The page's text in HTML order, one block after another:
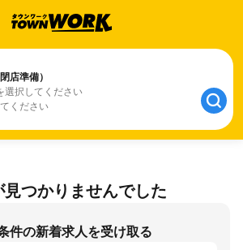
店準備）
選択してください
ください
見つかりませんでした
件の新着求人を受け取る